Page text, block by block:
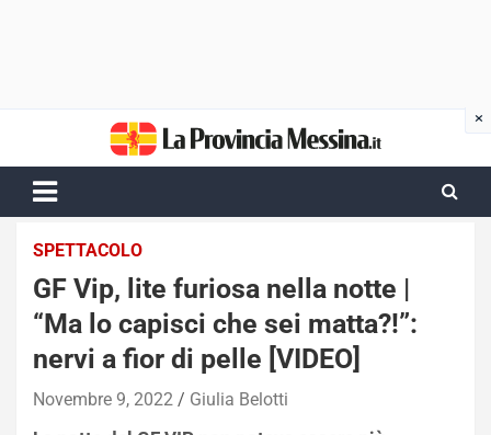
content
SPETTACOLO
GF Vip, lite furiosa nella notte |
“Ma lo capisci che sei matta?!”:
nervi a fior di pelle [VIDEO]
Novembre 9, 2022 Giulia Belotti